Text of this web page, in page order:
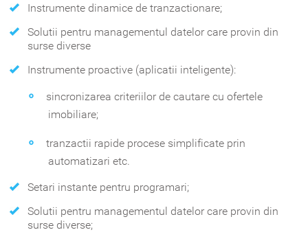
Instrumente dinamice de tranzactionare;
Solutii pentru managementul datelor care provin din
surse diverse
Instrumente proactive (aplicatii inteligente):
sincronizarea criteriilor de cautare cu ofertele
imobiliare;
tranzactii rapide procese simplificate prin
automatizari etc.
Setari instante pentru programari;
Solutii pentru managementul datelor care provin din
surse diverse;